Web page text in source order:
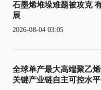
石墨烯堆垛难题被攻克
展
2026-08-04 03:05
全球单产最大高端聚乙
关键产业链自主可控水平